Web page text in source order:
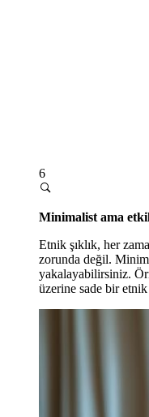
6
Minimalist ama
Etnik şıklık, her
zorunda değil.
yakalayabilirsiniz.
üzerine sade bir